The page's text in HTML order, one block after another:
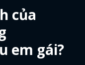
của
em gái?